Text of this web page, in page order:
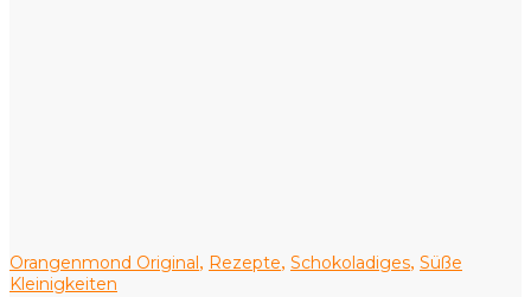
Orangenmond Original, Rezepte, Schokoladiges, Süße
Kleinigkeiten